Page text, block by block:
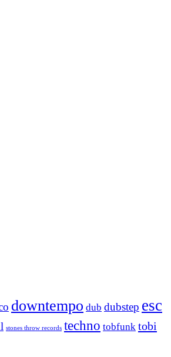
downtempo dub dubstep esc
stones throw records techno tobfunk tobi